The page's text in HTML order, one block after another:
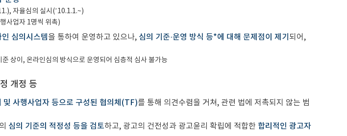
자율심의 실시(’10.1.1.~)
사업자 1명씩 위촉)
인 심의시스템을 통하여 운영하고 있으나, 심의 기준·운영 방식 등*에 대해 문제점이 제기 되어,
상이, 온라인심의 방식으로 운영되어 심층적 심사 불가능
개정 등
사행사업자 등으로 구성된 협의체(TF)를 통해 의견수렴을 거쳐, 관련 법에 저촉되지 않는 범
심의 기준의 적정성 등을 검토하고, 광고의 건전성과 광고윤리 확립에 적합한 합리적인 광고자